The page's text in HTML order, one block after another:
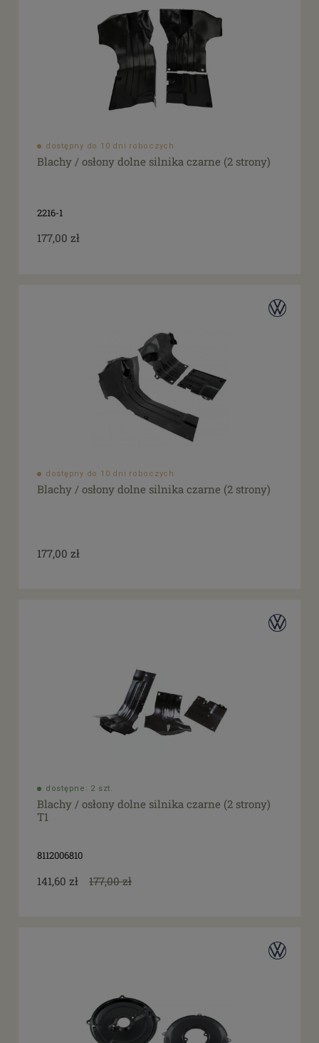
dostępny do 10 dni roboczych
Blachy / osłony dolne silnika czarne (2 strony)
2216-1
177,00 zł
dostępny do 10 dni roboczych
Blachy / osłony dolne silnika czarne (2 strony)
177,00 zł
dostępne: 2 szt.
Blachy / osłony dolne silnika czarne (2 strony)
T1
8112006810
141,60 zł 177,00 zł